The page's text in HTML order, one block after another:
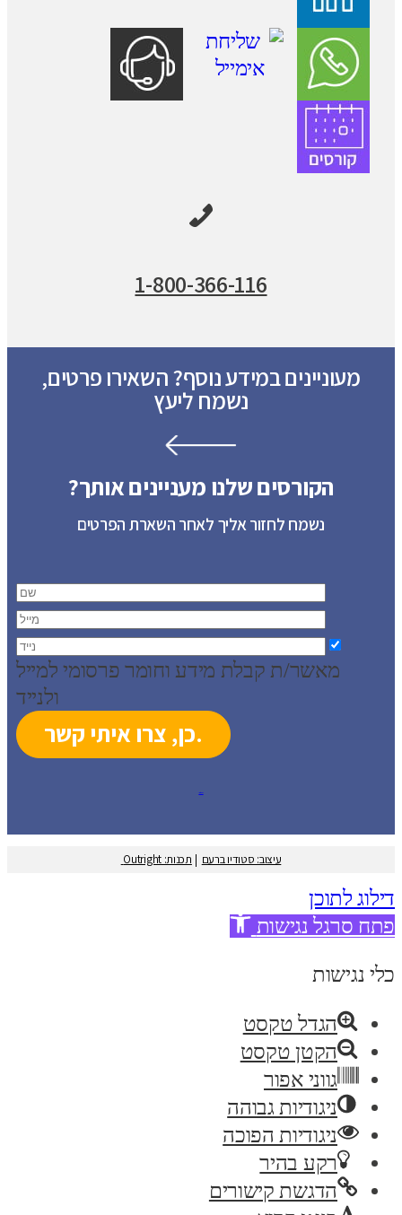
1-800-366-116
מעוניינים במידע נוסף? השאירו פרטים,
נשמח ליעץ
הקורסים שלנו מעניינים אותך?
נשמח לחזור אליך לאחר השארת הפרטים
מאשר/ת קבלת מידע וחומר פרסומי למייל
ולנייד
עיצוב: סטודיו ברעם | תכנות: Outright
דילוג לתוכן
פתח סרגל נגישות
כלי נגישות
הגדל טקסט
הקטן טקסט
גווני אפור
ניגודיות גבוהה
ניגודיות הפוכה
רקע בהיר
הדגשת קישורים